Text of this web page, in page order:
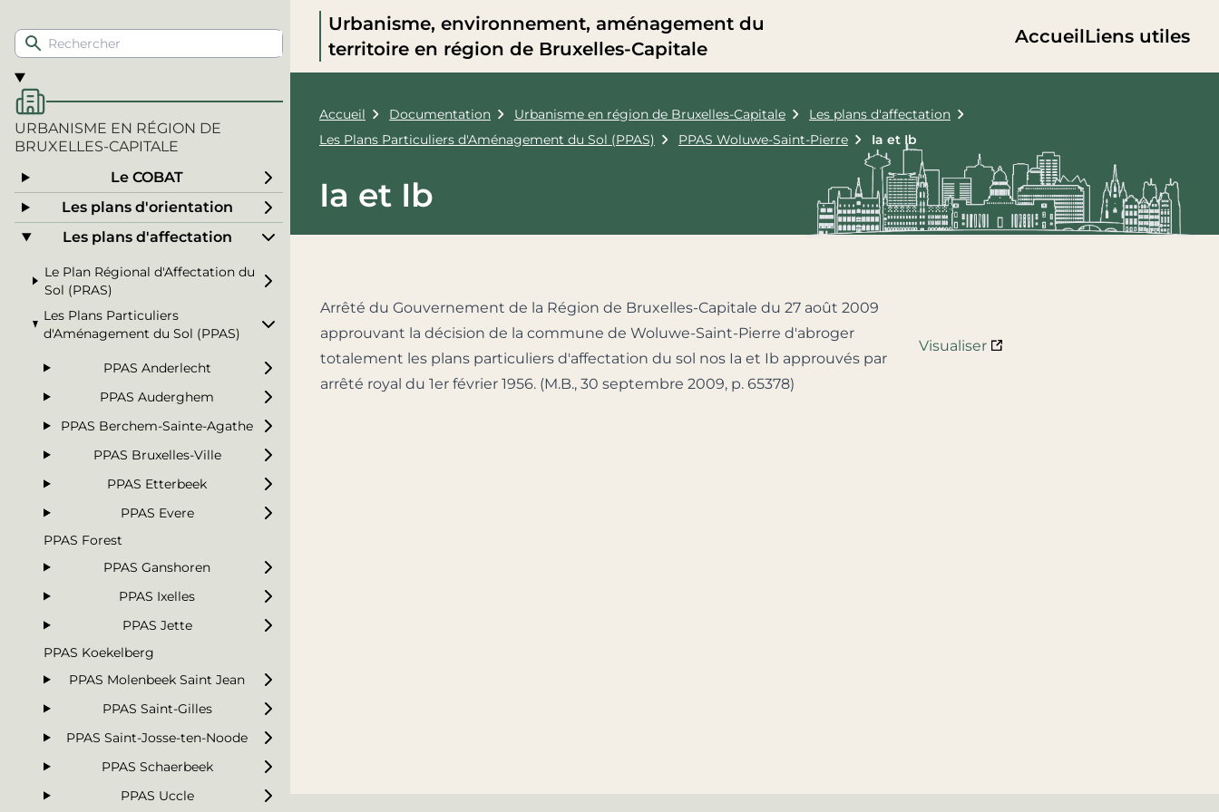
Urbanisme, environnement, aménagement du
territoire en région de Bruxelles-Capitale
AccueilLiens utiles
URBANISME EN RÉGION DE
BRUXELLES-CAPITALE
Le COBAT
Les plans d'orientation
Les plans d'affectation
Le Plan Régional d'Affectation du
Sol (PRAS)
Les Plans Particuliers
d'Aménagement du Sol (PPAS)
PPAS Anderlecht
PPAS Auderghem
PPAS Berchem-Sainte-Agathe
PPAS Bruxelles-Ville
PPAS Etterbeek
PPAS Evere
PPAS Forest
PPAS Ganshoren
PPAS Ixelles
PPAS Jette
PPAS Koekelberg
PPAS Molenbeek Saint Jean
PPAS Saint-Gilles
PPAS Saint-Josse-ten-Noode
PPAS Schaerbeek
PPAS Uccle
Accueil Documentation Urbanisme en région de Bruxelles-Capitale
Les plans d'affectation
Les Plans Particuliers d'Aménagement du Sol (PPAS)
PPAS Woluwe-Saint-Pierre Ia et Ib
Ia et Ib
Arrêté du Gouvernement de la Région de Bruxelles-Capitale du 27 août 2009
approuvant la décision de la commune de Woluwe-Saint-Pierre d'abroger
totalement les plans particuliers d'affectation du sol nos Ia et Ib approuvés par
arrêté royal du 1er février 1956. (M.B., 30 septembre 2009, p. 65378)
Visualiser